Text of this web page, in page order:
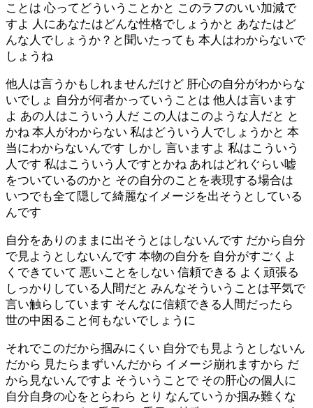
ことは 心ってどういうことかと このラフのいい加減で
すよ 人にあなたはどんな性格でしょうかと あなたはど
んな人でしょうか？と聞いたっても 本人はわからないで
しょうね
他人は言うかもしれませんだけど 肝心の自分がわからな
いでしょ 自分が何者かっていうことは 他人は言います
よ あの人はこういう人だ この人はこのような人だと と
かね 本人がわからない 私はどういう人でしょうかと 本
当にわからないんです しかし 言いますよ 私はこういう
人です 私はこういう人ですとかね あれはどれぐらい嘘
をついているのかと その自分のことを表現する場合は
いつでも全て隠して綺麗なイメージを出そうとしている
んです
自分をありのままに出そうとはしないんです だから自分
で見ようとしないんです 本物の自分を 自分がすごくよ
くできていて 悪いことをしない 信頼できる よく頑張る
しっかりしている人間だと みんなそういうことは平気で
言い触らしています そんなに信頼できる人間だったら
世の中困ること何もないでしょうに
それでこのだから掴みにくい 自分でも見ようとしないん
だから 見たらまずいんだから イメージ崩れますから だ
から見ないんですよ そういうことで その肝心の個人に
自分自身の心をとらわら とり なんていうか掴み難くな